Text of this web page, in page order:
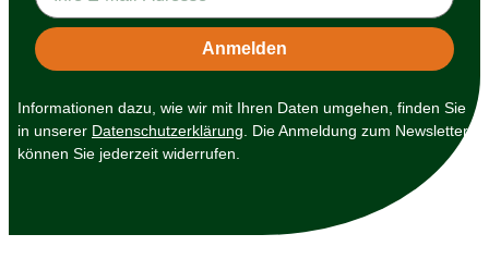
Informationen dazu, wie wir mit Ihren Daten umgehen, finden Sie
in unserer Datenschutzerklärung . Die Anmeldung zum Newsletter
können Sie jederzeit widerrufen.